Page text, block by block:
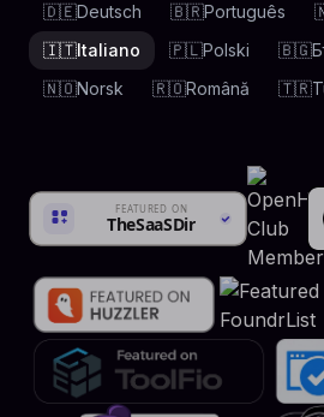
🇩🇪Deutsch 🇧🇷Português
🇮🇹Italiano 🇵🇱Polski 🇧🇬
🇳🇴Norsk 🇷🇴Română 🇹🇷